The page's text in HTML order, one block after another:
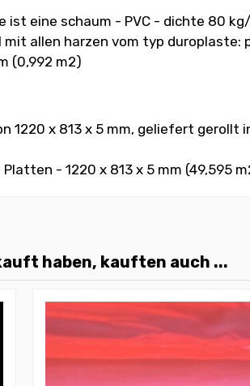
ist eine schaum - PVC - dichte
mit allen harzen vom typ
(0,992 m2)
1220 x 813 x 5 mm, geliefert gerollt
- 1220 x 813 x 5 mm (49,595
haben, kauften auch ...